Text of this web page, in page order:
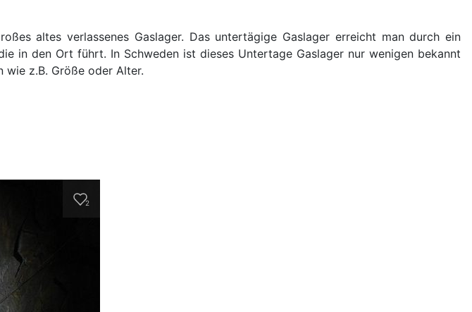
altes verlassenes Gaslager. Das untertägige Gaslager erreicht man durch ein
in den Ort führt. In Schweden ist dieses Untertage Gaslager nur wenigen bekannt
wie z.B. Größe oder Alter.
2